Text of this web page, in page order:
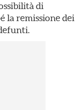
di
la remissione dei